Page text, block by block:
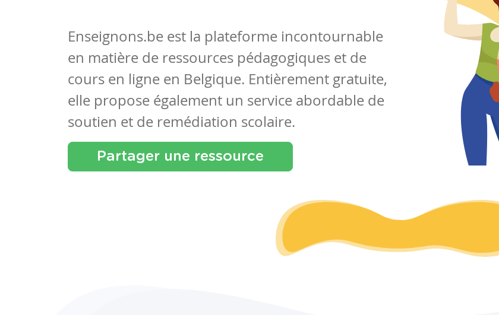
Enseignons.be est la plateforme incontournable
en matière de ressources pédagogiques et de
cours en ligne en Belgique. Entièrement gratuite,
elle propose également un service abordable de
soutien et de remédiation scolaire.
Partager une ressource